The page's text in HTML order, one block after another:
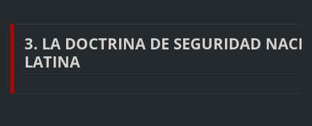
3. LA DOCTRINA DE SEGURIDAD
LATINA